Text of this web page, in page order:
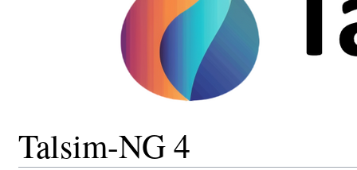
Talsim-NG 4